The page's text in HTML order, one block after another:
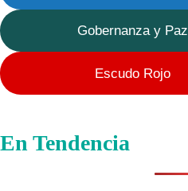
Gobernanza y Paz
Escudo Rojo
En Tendencia